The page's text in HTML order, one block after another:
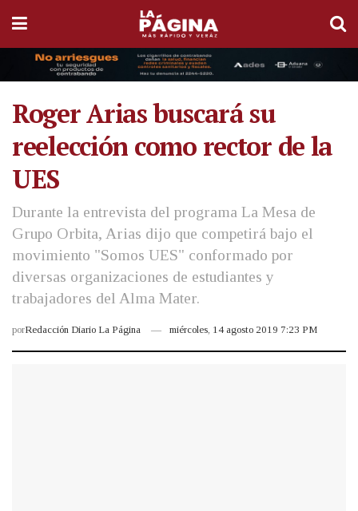
Roger Arias buscará su
reelección como rector de la
UES
Durante la entrevista del programa La Mesa de
Grupo Orbita, Arias dijo que competirá bajo el
movimiento "Somos UES" conformado por
diversas organizaciones de estudiantes y
trabajadores del Alma Mater.
porRedacción Diario La Página miércoles, 14 agosto 2019 7:23 PM